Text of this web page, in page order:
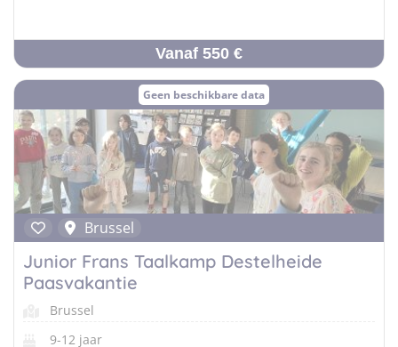
Vanaf 550 €
Geen beschikbare data
Brussel
Junior Frans Taalkamp Destelheide
Paasvakantie
Brussel
9-12 jaar